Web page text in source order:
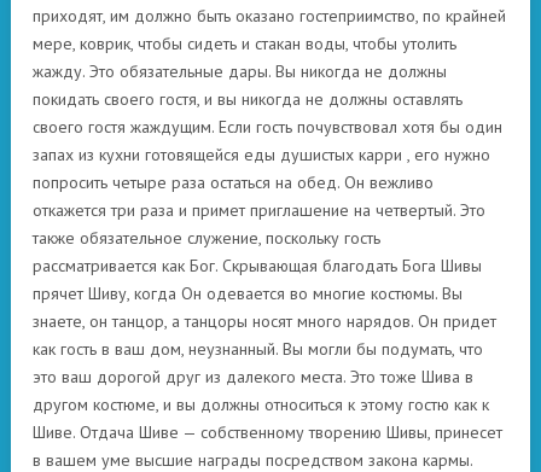
приходят, им должно быть оказано гостеприимство, по крайней
мере, коврик, чтобы сидеть и стакан воды, чтобы утолить
жажду. Это обязательные дары. Вы никогда не должны
покидать своего гостя, и вы никогда не должны оставлять
своего гостя жаждущим. Если гость почувствовал хотя бы один
запах из кухни готовящейся еды душистых карри , его нужно
попросить четыре раза остаться на обед. Он вежливо
откажется три раза и примет приглашение на четвертый. Это
также обязательное служение, поскольку гость
рассматривается как Бог. Скрывающая благодать Бога Шивы
прячет Шиву, когда Он одевается во многие костюмы. Вы
знаете, он танцор, а танцоры носят много нарядов. Он придет
как гость в ваш дом, неузнанный. Вы могли бы подумать, что
это ваш дорогой друг из далекого места. Это тоже Шива в
другом костюме, и вы должны относиться к этому гостю как к
Шиве. Отдача Шиве — собственному творению Шивы, принесет
в вашем уме высшие награды посредством закона кармы.